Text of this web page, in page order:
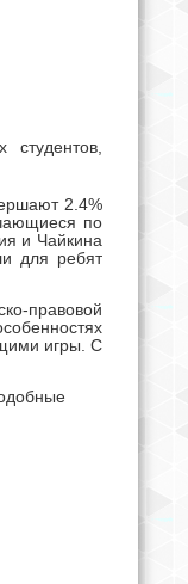
2.4%
по
и Чайкина
для ребят
правовой
игры. С